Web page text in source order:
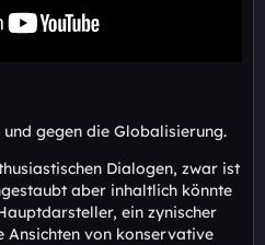
gegen die Globalisierung.
Dialogen, zwar ist
aber inhaltlich könnte
ein zynischer
von konservative